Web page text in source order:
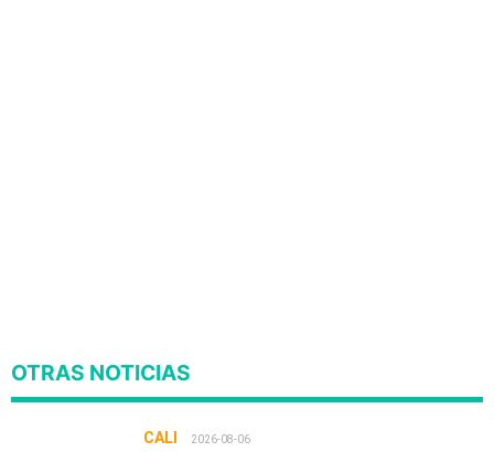
OTRAS NOTICIAS
CALI 2026-08-06